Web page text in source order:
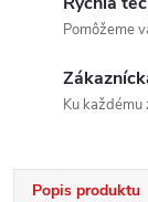
Pomôžeme
Ku
Popis produktu